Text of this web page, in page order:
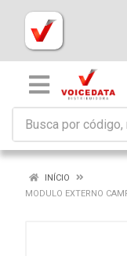
INÍCIO
MODULO EXTERNO